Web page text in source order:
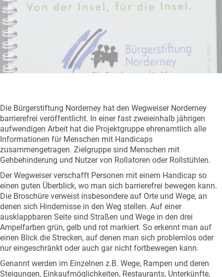
Die Bürgerstiftung Norderney hat den Wegweiser Norderney
barrierefrei veröffentlicht. In einer fast zweieinhalb jährigen
aufwendigen Arbeit hat die Projektgruppe ehrenamtlich alle
Informationen für Menschen mit Handicaps
zusammengetragen. Zielgruppe sind Menschen mit
Gehbehinderung und Nutzer von Rollatoren oder Rollstühlen.
Der Wegweiser verschafft Personen mit einem Handicap so
einen guten Überblick, wo man sich barrierefrei bewegen kann.
Die Broschüre verweist insbesondere auf Orte und Wege, an
denen sich Hindernisse in den Weg stellen. Auf einer
ausklappbaren Seite sind Straßen und Wege in den drei
Ampelfarben grün, gelb und rot markiert. So erkennt man auf
einen Blick die Strecken, auf denen man sich problemlos oder
nur eingeschränkt oder auch gar nicht fortbewegen kann.
Genannt werden im Einzelnen z.B. Wege, Rampen und deren
Steigungen, Einkaufmöglichkeiten, Restaurants, Unterkünfte,